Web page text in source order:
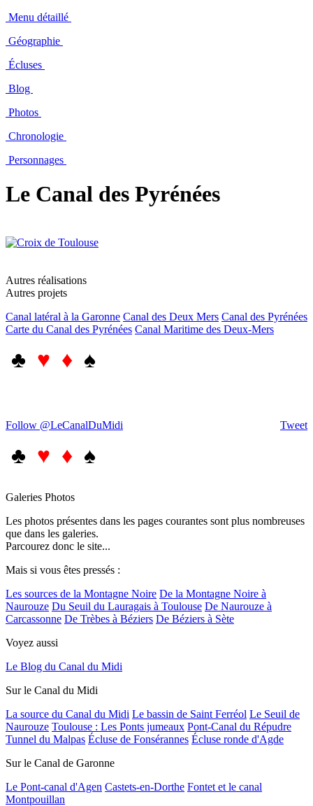
Menu détaillé
Géographie
Écluses
Blog
Photos
Chronologie
Personnages
Le Canal des Pyrénées
Autres réalisations
Autres projets
Canal latéral à la Garonne Canal des Deux Mers Canal des Pyrénées
Carte du Canal des Pyrénées Canal Maritime des Deux-Mers
♣ ♥ ♦ ♠
Tweet
Follow @LeCanalDuMidi
♣ ♥ ♦ ♠
Galeries Photos
Les photos présentes dans les pages courantes sont plus nombreuses
que dans les galeries.
Parcourez donc le site...
Mais si vous êtes pressés :
Les sources de la Montagne Noire De la Montagne Noire à
Naurouze Du Seuil du Lauragais à Toulouse De Naurouze à
Carcassonne De Trèbes à Béziers De Béziers à Sète
Voyez aussi
Le Blog du Canal du Midi
Sur le Canal du Midi
La source du Canal du Midi Le bassin de Saint Ferréol Le Seuil de
Naurouze Toulouse : Les Ponts jumeaux Pont-Canal du Répudre
Tunnel du Malpas Écluse de Fonsérannes Écluse ronde d'Agde
Sur le Canal de Garonne
Le Pont-canal d'Agen Castets-en-Dorthe Fontet et le canal
Montpouillan